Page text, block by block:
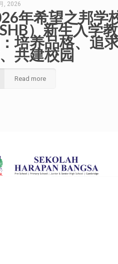
, 2026
年希望之邦学
SHB）新生入学
培养品格、追
共建校园
Read more